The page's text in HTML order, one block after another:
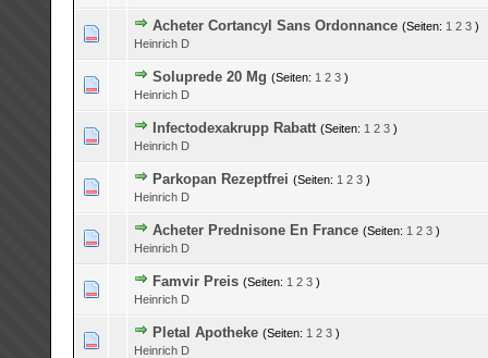
Acheter Cortancyl Sans Ordonnance (Seiten: 1 2 3 )
Heinrich D
0 Bewertung(en) - 0 von 5 durchschnittlich
123 45
Soluprede 20 Mg (Seiten: 1 2 3 )
Heinrich D
0 Bewertung(en) - 0 von 5 durchschnittlich
12345
Infectodexakrupp Rabatt (Seiten: 1 2 3 )
Heinrich D
0 Bewertung(en) - 0 von 5 durchschnittlich
12345
Parkopan Rezeptfrei (Seiten: 1 2 3 )
Heinrich D
0 Bewertung(en) - 0 von 5 durchschnittlich
1234 5
Acheter Prednisone En France (Seiten: 1 2 3 )
Heinrich D
0 Bewertung(en) - 0 von 5 durchschnittlich
123 4 5
Famvir Preis (Seiten: 1 2 3 )
Heinrich D
0 Bewertung(en) - 0 von 5 durchschnittlich
12 3 45
Pletal Apotheke (Seiten: 1 2 3 )
Heinrich D
0 Bewertung(en) - 0 von 5 durchschnittlich
1 2345